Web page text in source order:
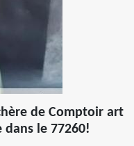
de Comptoir art
le 77260!